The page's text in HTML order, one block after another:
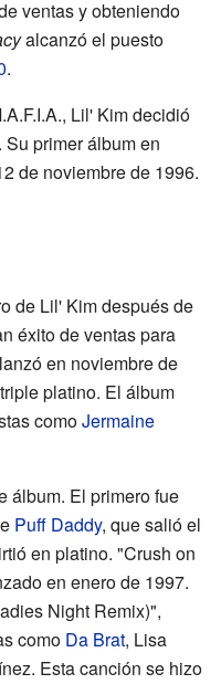
ventas y obteniendo
alcanzó el puesto
.
Lil' Kim decidió
primer álbum en
de noviembre de 1996.
de Lil' Kim después de
éxito de ventas para
en noviembre de
platino. El álbum
comoJermaine
álbum. El primero fue
Puff Daddy, que salió el
en platino. "Crush on
en enero de 1997.
Night Remix)",
como Da Brat, Lisa
Esta canción se hizo